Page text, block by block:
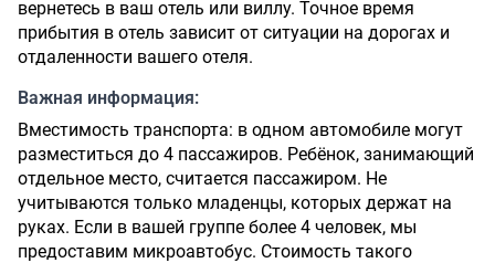
вернетесь в ваш отель или виллу. Точное время
прибытия в отель зависит от ситуации на дорогах и
отдаленности вашего отеля.
Важная информация:
Вместимость транспорта: в одном автомобиле могут
разместиться до 4 пассажиров. Ребёнок, занимающий
отдельное место, считается пассажиром. Не
учитываются только младенцы, которых держат на
руках. Если в вашей группе более 4 человек, мы
предоставим микроавтобус. Стоимость такого